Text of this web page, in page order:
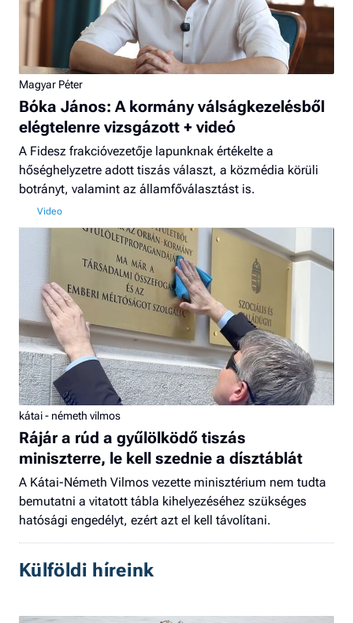
Magyar Péter
Bóka János: A kormány válságkezelésből
elégtelenre vizsgázott + videó
A Fidesz frakcióvezetője lapunknak értékelte a
hőséghelyzetre adott tiszás választ, a közmédia körüli
botrányt, valamint az államfőválasztást is.
kátai - németh vilmos
Rájár a rúd a gyűlölködő tiszás
miniszterre, le kell szednie a dísztáblát
A Kátai-Németh Vilmos vezette minisztérium nem tudta
bemutatni a vitatott tábla kihelyezéséhez szükséges
hatósági engedélyt, ezért azt el kell távolítani.
Külföldi híreink